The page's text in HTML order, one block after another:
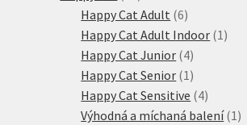
produktů
Happy Cat Adult 66
produktů
Happy Cat Adult Indoor 1 1
Happy Cat Junior 44
produkty
Happy Cat Senior 1 1
produkt
Happy Cat Sensitive 44
produkty
Výhodná a míchaná balení 1 1